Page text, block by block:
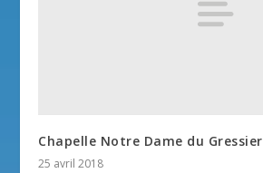
Chapelle Notre Dame du Gressier
25 avril 2018